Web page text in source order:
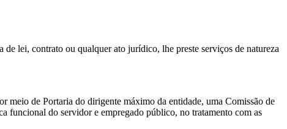
lei, contrato ou qualquer ato jurídico, lhe preste serviços de natureza
meio de Portaria do dirigente máximo da entidade, uma Comissão de
funcional do servidor e empregado público, no tratamento com as